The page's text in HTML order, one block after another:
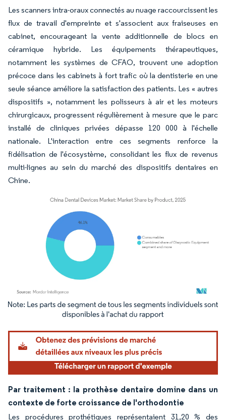
Les scanners intra-oraux connectés au nuage raccourcissent les
flux de travail d'empreinte et s'associent aux fraiseuses en
cabinet, encourageant la vente additionnelle de blocs en
céramique hybride. Les équipements thérapeutiques,
notamment les systèmes de CFAO, trouvent une adoption
précoce dans les cabinets à fort trafic où la dentisterie en une
seule séance améliore la satisfaction des patients. Les « autres
dispositifs », notamment les polisseurs à air et les moteurs
chirurgicaux, progressent régulièrement à mesure que le parc
installé de cliniques privées dépasse 120 000 à l'échelle
nationale. L'interaction entre ces segments renforce la
fidélisation de l'écosystème, consolidant les flux de revenus
multi-lignes au sein du marché des dispositifs dentaires en
Chine.
Image © Mordor Intelligence. La réutilisation nécessite une attribution sous CC BY
Par traitement : la prothèse dentaire domine dans un
contexte de forte croissance de l'orthodontie
Les procédures prothétiques représentaient 31,20 % des